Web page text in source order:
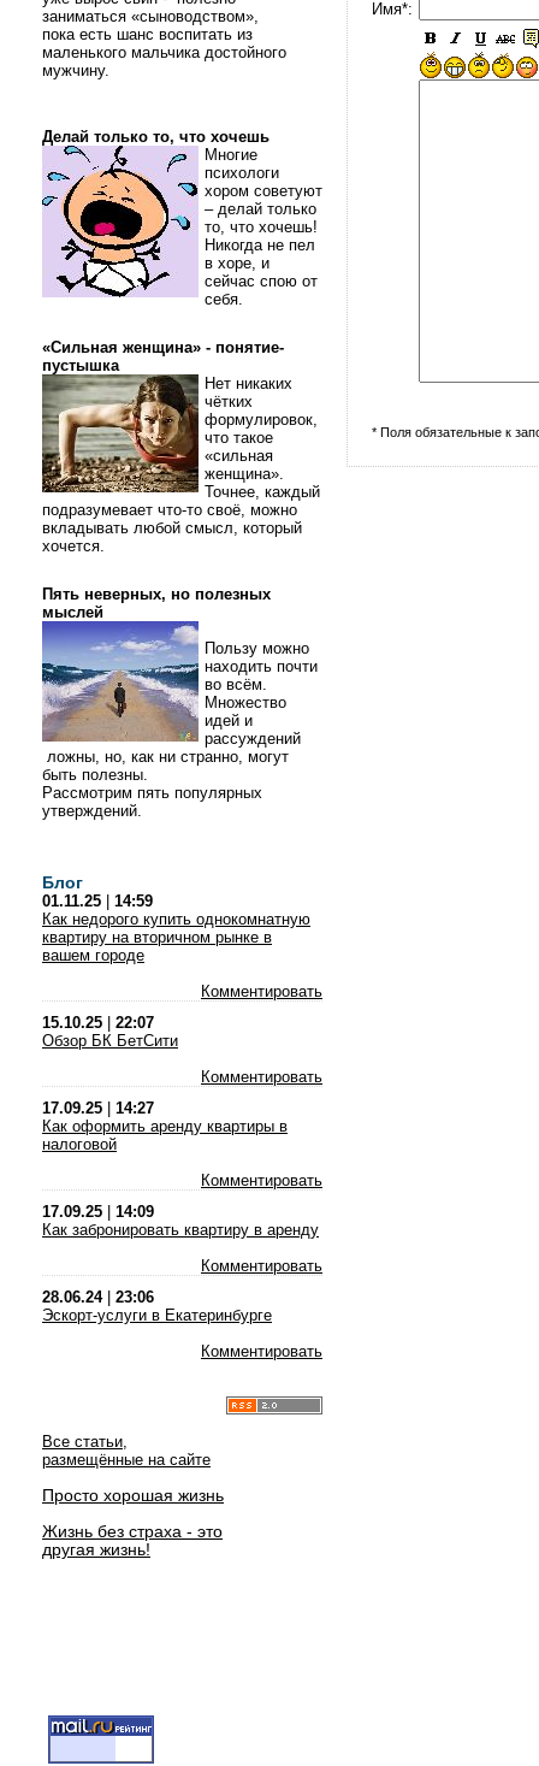
заниматься «сыноводством»,
пока есть шанс воспитать из
маленького мальчика достойного
мужчину.
Делай только то, что хочешь
Многие
психологи
хором советуют
– делай только
то, что хочешь!
Никогда не пел
в хоре, и
сейчас спою от
себя.
«Сильная женщина» - понятие-
пустышка
Нет никаких
чётких
формулировок,
что такое
«сильная
женщина».
Точнее, каждый
подразумевает что-то своё, можно
вкладывать любой смысл, который
хочется.
Пять неверных, но полезных
мыслей
Пользу можно
находить почти
во всём.
Множество
идей и
рассуждений
ложны, но, как ни странно, могут
быть полезны.
Рассмотрим пять популярных
утверждений.
Блог
01.11.25
14:59
Как недорого купить однокомнатную
квартиру на вторичном рынке в
вашем городе
Комментировать
15.10.25
22:07
Обзор БК БетСити
Комментировать
17.09.25
14:27
Как оформить аренду квартиры в
налоговой
Комментировать
17.09.25
14:09
Как забронировать квартиру в аренду
Комментировать
28.06.24| 23:06
Эскорт-услуги в Екатеринбурге
Комментировать
Все статьи,
размещённые на сайте
Просто хорошая жизнь
Жизнь без страха - это
другая жизнь!
Имя*:
* Поля обязательные к